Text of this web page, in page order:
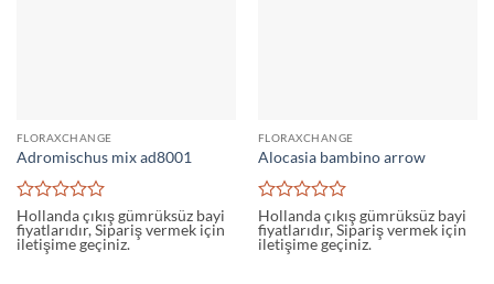
FLORAXCHANGE
Adromischus mix ad8001
5
üzerinden
0
Hollanda çıkış gümrüksüz bayi
fiyatlarıdır, Sipariş vermek için
iletişime geçiniz.
FLORAXCHANGE
Alocasia bambino arrow
5
üzerinden
0
Hollanda çıkış gümrüksüz bayi
fiyatlarıdır, Sipariş vermek için
iletişime geçiniz.